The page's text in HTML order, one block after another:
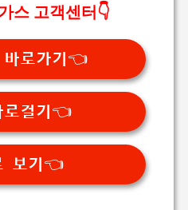
스 고객센터👇
로가기👈
걸기👈
보기👈